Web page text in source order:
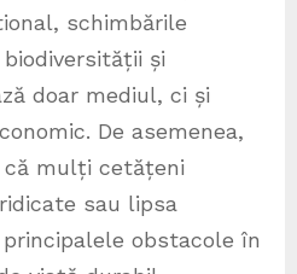
schimbările
și
doar mediul, ci și
De asemenea,
că mulți cetățeni
sau lipsa
obstacole în